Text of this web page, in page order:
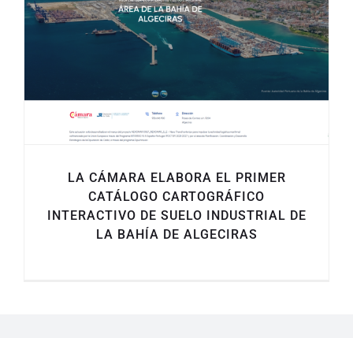
LA CÁMARA ELABORA EL PRIMER
CATÁLOGO CARTOGRÁFICO
INTERACTIVO DE SUELO INDUSTRIAL DE
LA BAHÍA DE ALGECIRAS